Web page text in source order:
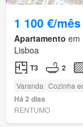
1 100 €/mês
Apartamento em
Lisboa
T3 2
Varanda Cozinha
Há 2 dias
RENTUMO